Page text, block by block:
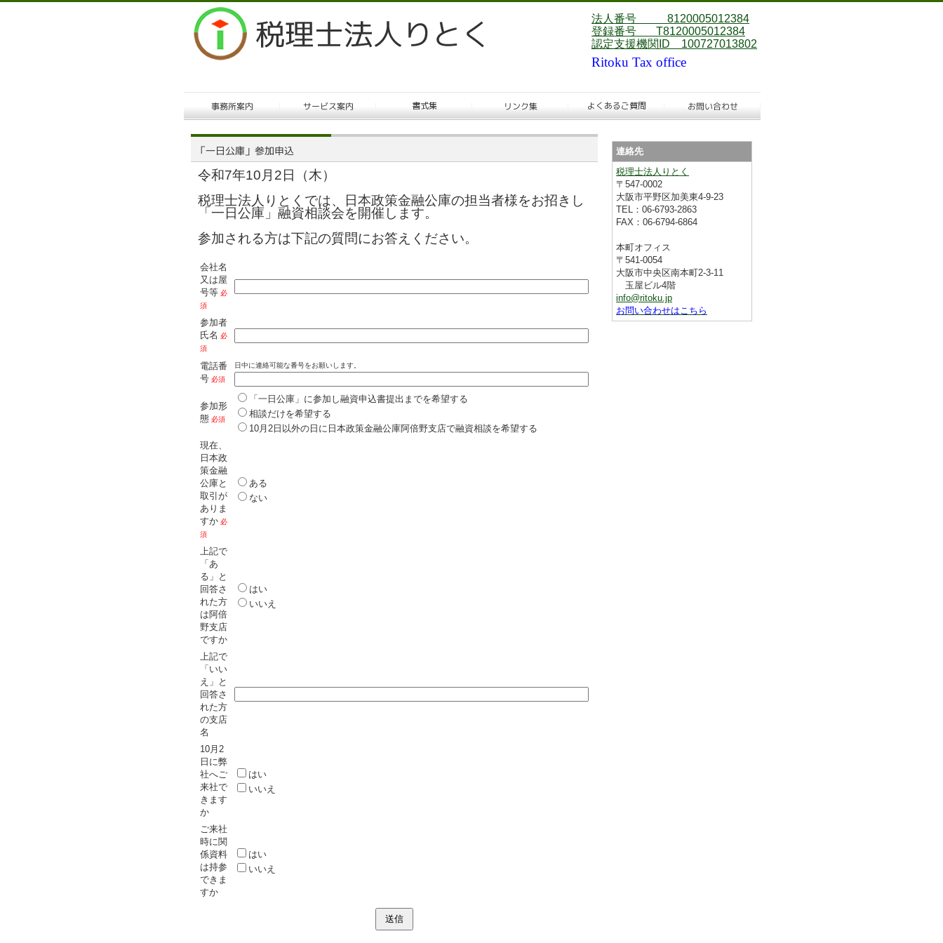
法人番号 8120005012384
登録番号 T8120005012384
認定支援機関ID 100727013802
Ritoku Tax office
令和7年10月2日（木）
税理士法人りとくでは、日本政策金融公庫の担当者様をお招きし
「一日公庫」融資相談会を開催します。
参加される方は下記の質問にお答えください。
会社名
又は屋
号等 必
須
参加者
氏名 必
須
電話番
号 必須
日中に連絡可能な番号をお願いします。
参加形
態 必須
「一日公庫」に参加し融資申込書提出までを希望する
相談だけを希望する
10月2日以外の日に日本政策金融公庫阿倍野支店で融資相談を希望する
現在、
日本政
策金融
公庫と
取引が
ありま
すか 必
須
ある
ない
上記で
「あ
る」と
回答さ
れた方
は阿倍
野支店
ですか
はい
いいえ
上記で
「いい
え」と
回答さ
れた方
の支店
名
10月2
日に弊
社へご
来社で
きます
か
はい
いいえ
ご来社
時に関
係資料
は持参
できま
すか
はい
いいえ
連絡先
税理士法人りとく
〒547-0002
大阪市平野区加美東4-9-23
TEL：06-6793-2863
FAX：06-6794-6864
本町オフィス
〒541-0054
大阪市中央区南本町2-3-11
玉屋ビル4階
info@ritoku.jp
お問い合わせはこちら